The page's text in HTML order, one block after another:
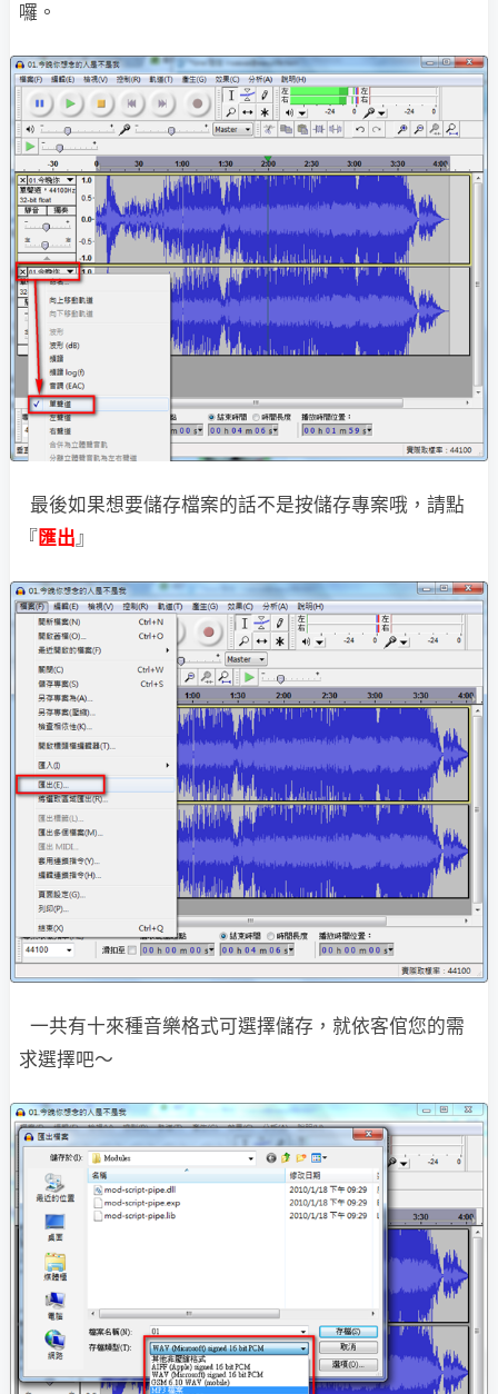
囉。
最後如果想要儲存檔案的話不是按儲存專案哦，請點
『匯出 』
一共有十來種音樂格式可選擇儲存，就依客倌您的需
求選擇吧～